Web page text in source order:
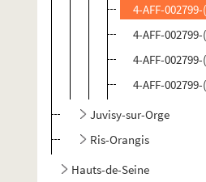
4-AFF-
4-AFF-
4-AFF-
4-AFF-
Juvisy-sur-Orge
Ris-Orangis
Hauts-de-Seine